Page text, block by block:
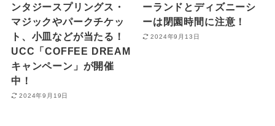
ンタジースプリングス・
マジックやパークチケッ
ト、小皿などが当たる！
UCC「COFFEE DREAM
キャンペーン」が開催
中！
2024年9月19日
ーランドとディズニーシ
ーは閉園時間に注意！
2024年9月13日